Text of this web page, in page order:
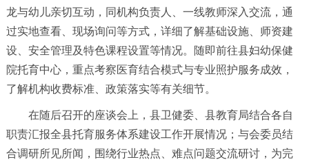
龙与幼儿亲切互动，同机构负责人、一线教师深入交流，通
过实地查看、现场询问等方式，详细了解基础设施、师资建
设、安全管理及特色课程设置等情况。随即前往县妇幼保健
院托育中心，重点考察医育结合模式与专业照护服务成效，
了解机构收费标准、政策落实等有关细节。
在随后召开的座谈会上，县卫健委、县教育局结合各自
职责汇报全县托育服务体系建设工作开展情况；与会委员结
合调研所见所闻，围绕行业热点、难点问题交流研讨，为完